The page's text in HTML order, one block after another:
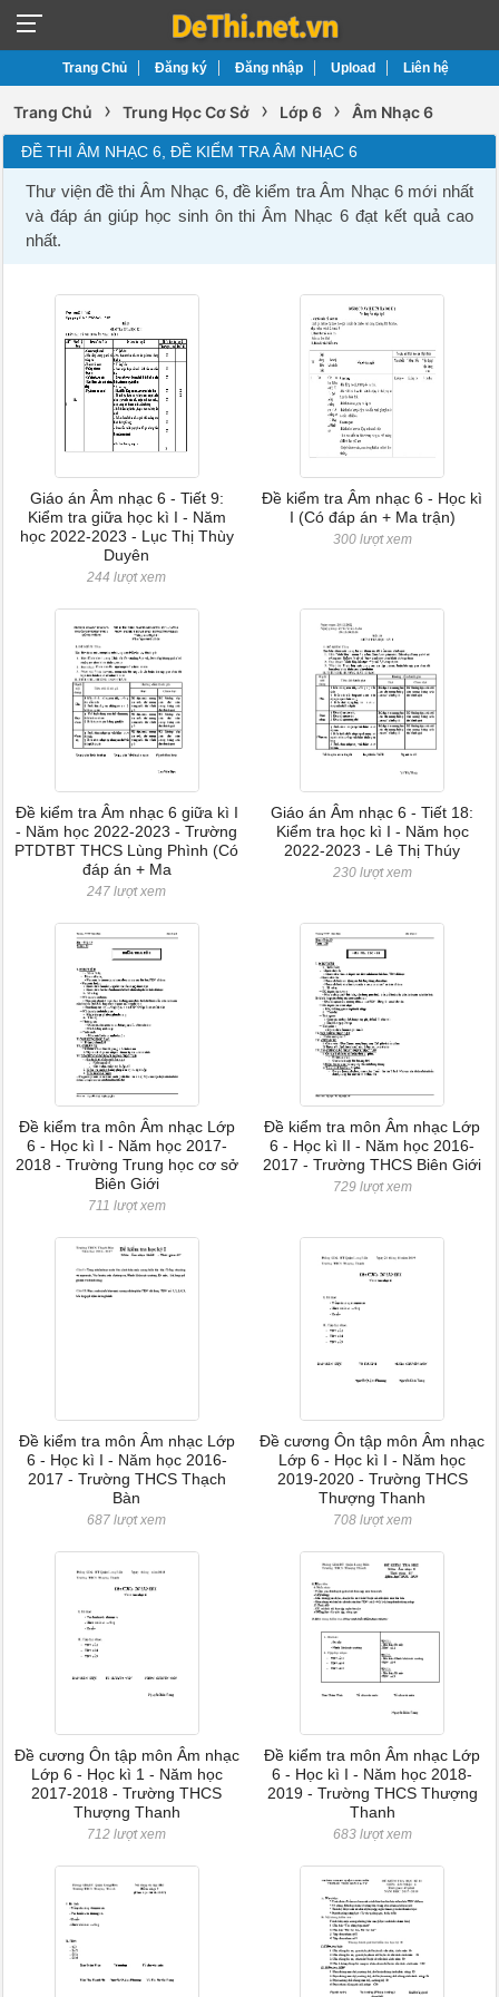
Trang Chủ Đăng ký Đăng nhập Upload Liên hệ
Trang Chủ › Trung Học Cơ Sở › Lớp 6 › Âm Nhạc 6
ĐỀ THI ÂM NHẠC 6, ĐỀ KIỂM TRA ÂM NHẠC 6
Thư viện đề thi Âm Nhạc 6, đề kiểm tra Âm Nhạc 6 mới nhất
và đáp án giúp học sinh ôn thi Âm Nhạc 6 đạt kết quả cao
nhất.
Giáo án Âm nhạc 6 - Tiết 9:
Kiểm tra giữa học kì I - Năm
học 2022-2023 - Lục Thị Thùy
Duyên
244 lượt xem
Đề kiểm tra Âm nhạc 6 - Học kì
I (Có đáp án + Ma trận)
300 lượt xem
Đề kiểm tra Âm nhạc 6 giữa kì I
- Năm học 2022-2023 - Trường
PTDTBT THCS Lùng Phình (Có
đáp án + Ma
247 lượt xem
Giáo án Âm nhạc 6 - Tiết 18:
Kiểm tra học kì I - Năm học
2022-2023 - Lê Thị Thúy
230 lượt xem
Đề kiểm tra môn Âm nhạc Lớp
6 - Học kì I - Năm học 2017-
2018 - Trường Trung học cơ sở
Biên Giới
711 lượt xem
Đề kiểm tra môn Âm nhạc Lớp
6 - Học kì II - Năm học 2016-
2017 - Trường THCS Biên Giới
729 lượt xem
Đề kiểm tra môn Âm nhạc Lớp
6 - Học kì I - Năm học 2016-
2017 - Trường THCS Thạch
Bàn
687 lượt xem
Đề cương Ôn tập môn Âm nhạc
Lớp 6 - Học kì I - Năm học
2019-2020 - Trường THCS
Thượng Thanh
708 lượt xem
Đề cương Ôn tập môn Âm nhạc
Lớp 6 - Học kì 1 - Năm học
2017-2018 - Trường THCS
Thượng Thanh
712 lượt xem
Đề kiểm tra môn Âm nhạc Lớp
6 - Học kì I - Năm học 2018-
2019 - Trường THCS Thượng
Thanh
683 lượt xem